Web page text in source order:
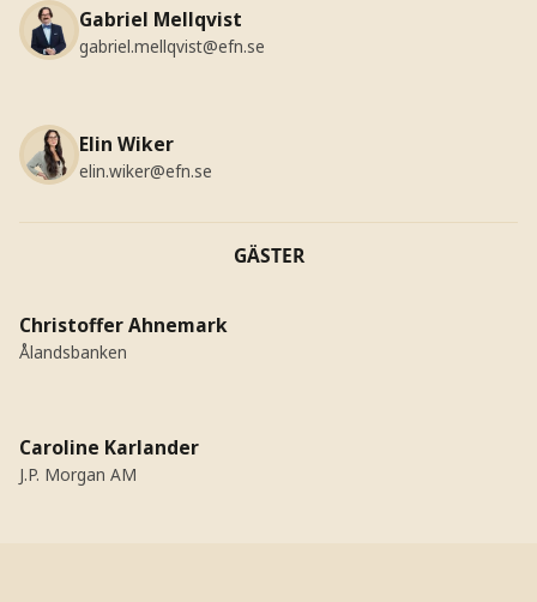
Gabriel Mellqvist
gabriel.mellqvist@efn.se
Elin Wiker
elin.wiker@efn.se
GÄSTER
Christoffer Ahnemark
Ålandsbanken
Caroline Karlander
J.P. Morgan AM